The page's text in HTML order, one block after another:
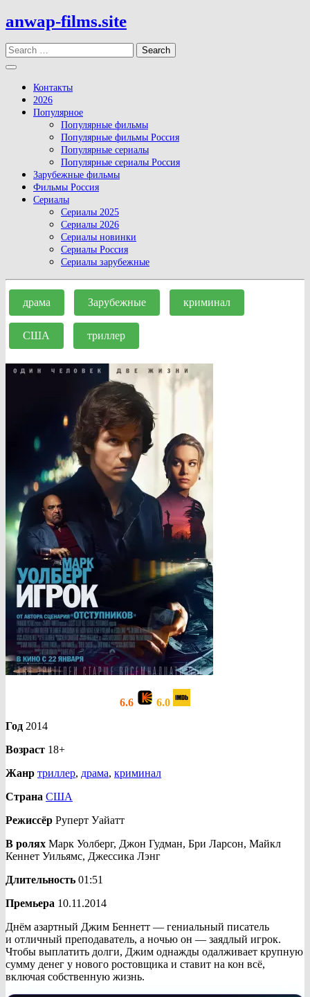
Skip
to
content
anwap-films.site
Search
Open
Button
Контакты
2026
Популярное
Популярные фильмы
Популярные фильмы Россия
Популярные сериалы
Популярные сериалы Россия
Зарубежные фильмы
Фильмы Россия
Сериалы
Сериалы 2025
Сериалы 2026
Сериалы новинки
Сериалы Россия
Сериалы зарубежные
Close
Button
драма Зарубежные криминал
США триллер
6.6
6.0
Год 2014
Возраст 18+
Жанр триллер, драма, криминал
Страна США
Режиссёр Руперт Уайатт
В ролях Марк Уолберг, Джон Гудман, Бри Ларсон, Майкл
Кеннет Уильямс, Джессика Лэнг
Длительность 01:51
Премьера 10.11.2014
Днём азартный Джим Беннетт — гениальный писатель
и отличный преподаватель, а ночью он — заядлый игрок.
Чтобы выплатить долги, Джим однажды одалживает крупную
сумму денег у нового ростовщика и ставит на кон всё,
включая собственную жизнь.